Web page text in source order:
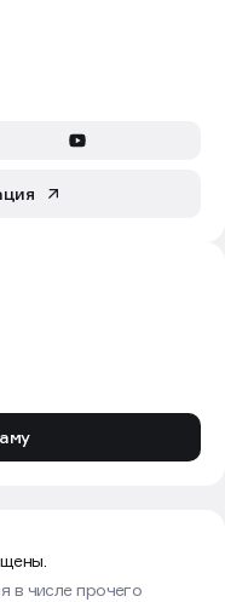
в числе прочего